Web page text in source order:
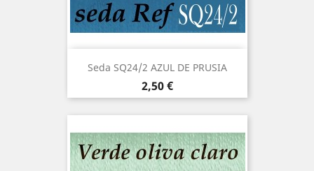
Seda SQ24/2 AZUL DE PRUSIA
Precio
2,50 €